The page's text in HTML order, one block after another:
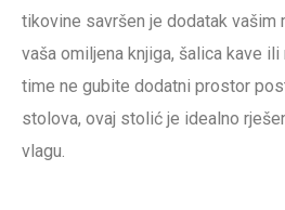
tikovine savršen je dodatak vašim
vaša omiljena knjiga, šalica kave
time ne gubite dodatni prostor
stolova, ovaj stolić je idealno
vlagu.